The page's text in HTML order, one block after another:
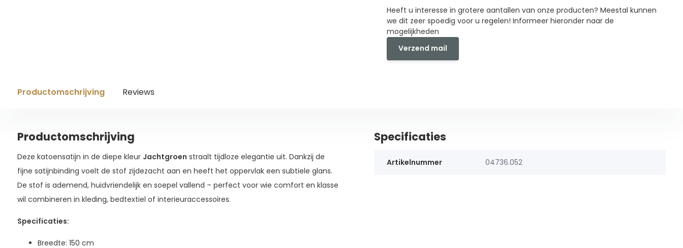
Heeft u interesse in grotere aantallen van onze producten? Meestal kunnen
we dit zeer spoedig voor u regelen! Informeer hieronder naar de
mogelijkheden
Verzend mail
Productomschrijving Reviews
Productomschrijving
Deze katoensatijn in de diepe kleur Jachtgroen straalt tijdloze elegantie uit. Dankzij de
fijne satijnbinding voelt de stof zijdezacht aan en heeft het oppervlak een subtiele glans.
De stof is ademend, huidvriendelijk en soepel vallend – perfect voor wie comfort en klasse
wil combineren in kleding, bedtextiel of interieuraccessoires.
Specificaties:
Breedte: 150 cm
Specificaties
Artikelnummer 04736.052